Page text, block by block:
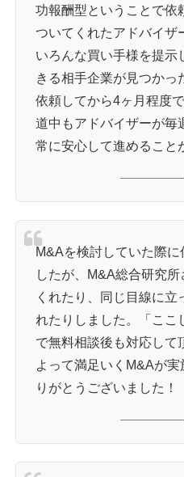
功報酬型ということで依
ついてくれたアドバイザ
いろんな買い手様を提示
きる相手企業が見つかっ
依頼してから4ヶ月程度
道中もアドバイザーが毎
常に安心して進めること
M&Aを検討していた際
したが、M&A総合研究
くれたり、同じ目線に立
れたりしました。「ここ
で無料相談後も対応して
よって満足いくM&Aが
りがとうございました！